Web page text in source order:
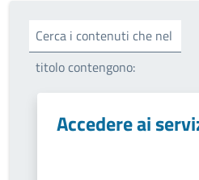
Cerca i contenuti che nel
titolo contengono:
Accedere ai